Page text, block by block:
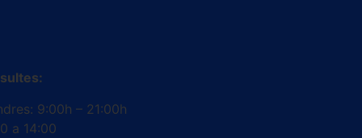
9:00h – 21:00h
a 14:00